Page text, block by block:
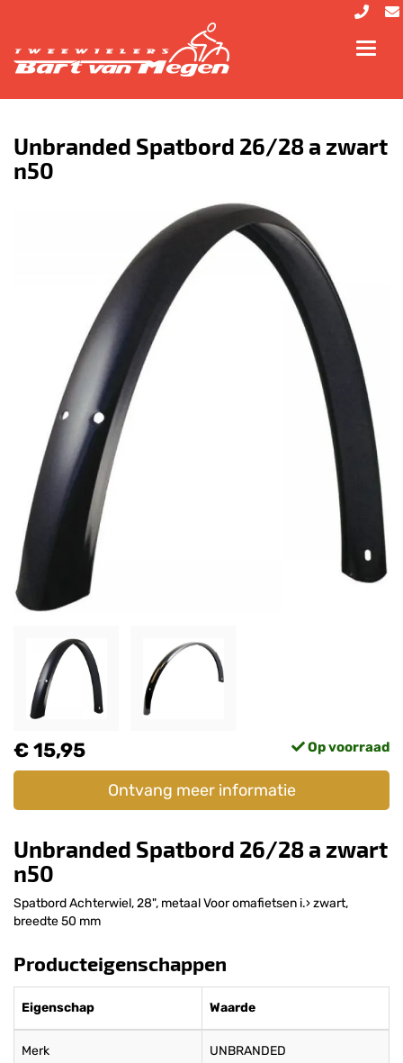
Unbranded Spatbord 26/28 a zwart
n50
€ 15,95 Op voorraad
Ontvang meer informatie
Unbranded Spatbord 26/28 a zwart
n50
Spatbord Achterwiel, 28", metaal Voor omafietsen i.› zwart,
breedte 50 mm
Producteigenschappen
Eigenschap Waarde
Merk UNBRANDED